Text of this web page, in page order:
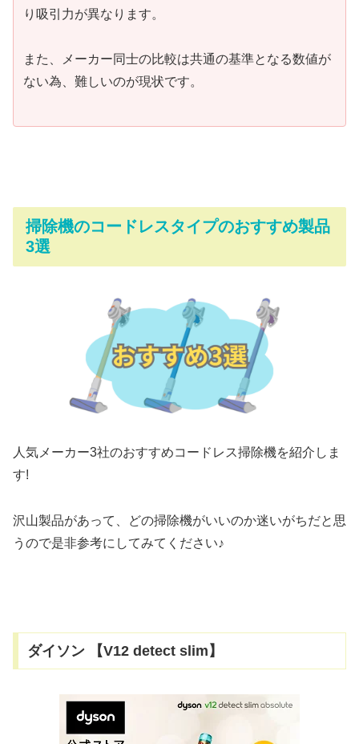
り吸引力が異なります。
また、メーカー同士の比較は共通の基準となる数値が
ない為、難しいのが現状です。
掃除機のコードレスタイプのおすすめ製品
3選
人気メーカー3社のおすすめコードレス掃除機を紹介しま
す!
沢山製品があって、どの掃除機がいいのか迷いがちだと思
うので是非参考にしてみてください♪
ダイソン 【V12 detect slim】